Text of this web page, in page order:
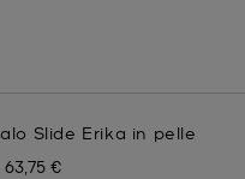
Slide Erika in pelle
iniziale
Prezzo attuale
63,75 €